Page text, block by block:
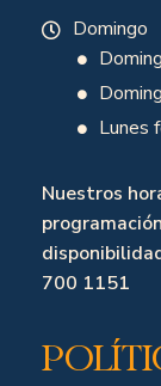
Domingo
Lunes
Nuestros
700 1151